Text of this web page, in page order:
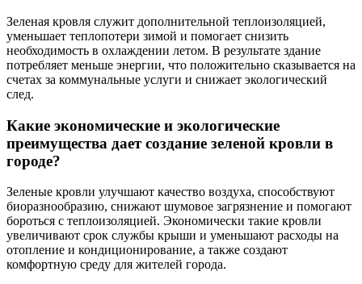
Зеленая кровля служит дополнительной теплоизоляцией,
уменьшает теплопотери зимой и помогает снизить
необходимость в охлаждении летом. В результате здание
потребляет меньше энергии, что положительно сказывается на
счетах за коммунальные услуги и снижает экологический
след.
Какие экономические и экологические
преимущества дает создание зеленой кровли в
городе?
Зеленые кровли улучшают качество воздуха, способствуют
биоразнообразию, снижают шумовое загрязнение и помогают
бороться с теплоизоляцией. Экономически такие кровли
увеличивают срок службы крыши и уменьшают расходы на
отопление и кондиционирование, а также создают
комфортную среду для жителей города.